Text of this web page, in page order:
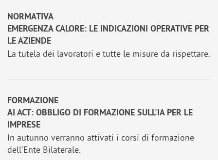
NORMATIVA
EMERGENZA CALORE: LE INDICAZIONI OPERATIVE PER
LE AZIENDE
La tutela dei lavoratori e tutte le misure da rispettare.
FORMAZIONE
AI ACT: OBBLIGO DI FORMAZIONE SULL'IA PER LE
IMPRESE
In autunno verranno attivati i corsi di formazione
dell'Ente Bilaterale.